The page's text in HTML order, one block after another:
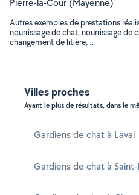
Pierre-la-Cour (Mayenne)
Autres exemples de prestations
nourrissage de chat, nourrissage
changement de litière, ..
Villes proches
Ayant le plus de résultats, dans le
Gardiens de chat à Laval
Gardiens de chat à